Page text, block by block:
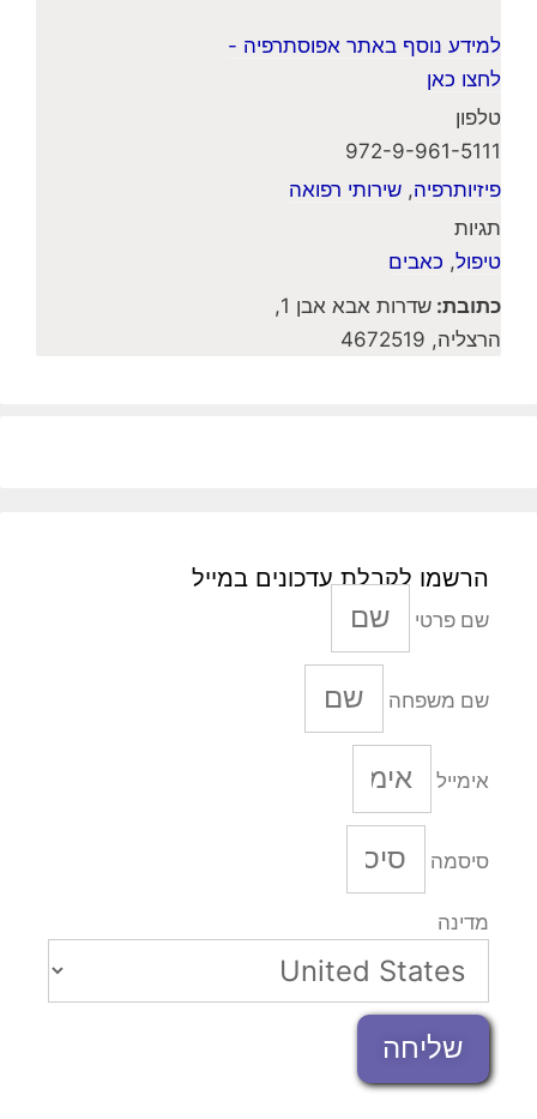
למידע נוסף באתר אפוסתרפיה -
לחצו כאן
טלפון
972-9-961-5111
פיזיותרפיה, שירותי רפואה
תגיות
טיפול, כאבים
כתובת:
שדרות אבא אבן 1,
הרצליה, 4672519
הרשמו לקבלת עדכונים במייל
שם פרטי
שם משפחה
אימייל
סיסמה
מדינה
שליחה